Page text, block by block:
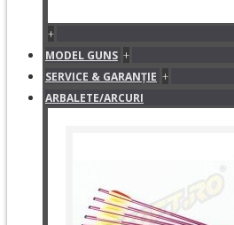
+
MODEL GUNS +
SERVICE & GARANŢIE +
ARBALETE/ARCURI